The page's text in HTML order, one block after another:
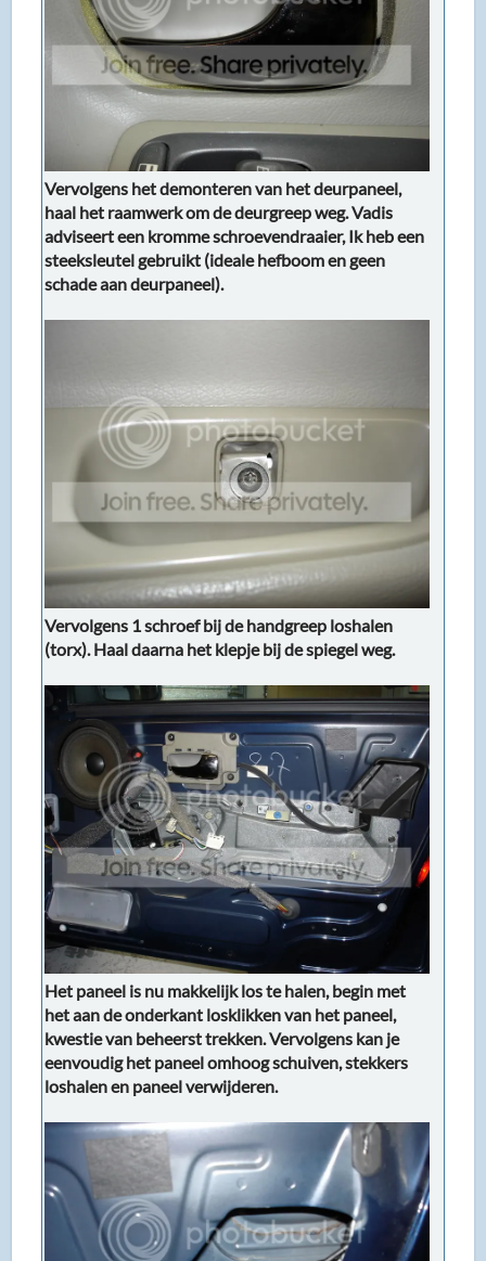
Vervolgens het demonteren van het deurpaneel,
haal het raamwerk om de deurgreep weg. Vadis
adviseert een kromme schroevendraaier, Ik heb een
steeksleutel gebruikt (ideale hefboom en geen
schade aan deurpaneel).
Vervolgens 1 schroef bij de handgreep loshalen
(torx). Haal daarna het klepje bij de spiegel weg.
Het paneel is nu makkelijk los te halen, begin met
het aan de onderkant losklikken van het paneel,
kwestie van beheerst trekken. Vervolgens kan je
eenvoudig het paneel omhoog schuiven, stekkers
loshalen en paneel verwijderen.